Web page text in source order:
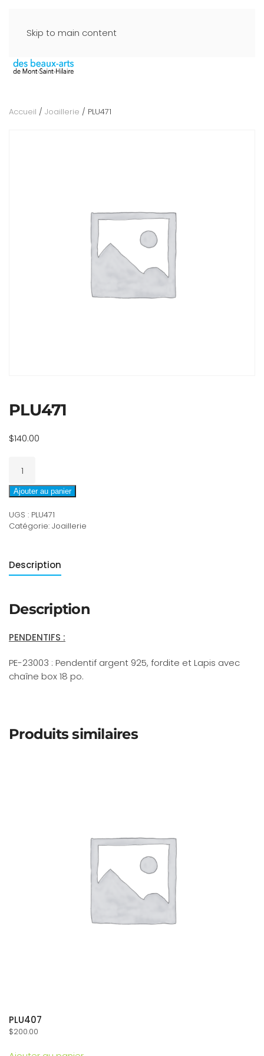
Skip to main content
Accueil / Joaillerie / PLU471
PLU471
$140.00
PLU471
Ajouter au panier
UGS : PLU471
Catégorie: Joaillerie
Description
Description
PENDENTIFS :
PE-23003 : Pendentif argent 925, fordite et Lapis avec
chaîne box 18 po.
Produits similaires
PLU407
$200.00